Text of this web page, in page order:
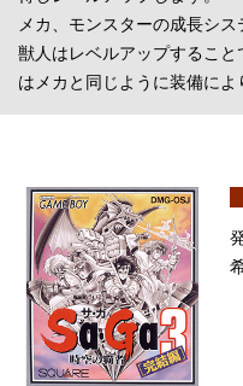
メカ、モンスターの成長シス
獣人はレベルアップするこ
はメカと同じように装備によ